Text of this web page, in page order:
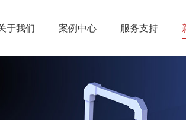
于我们 案例中心 服务支持